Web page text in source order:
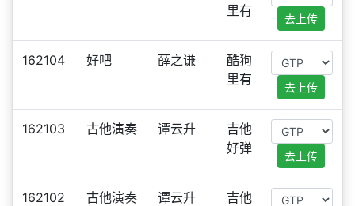
里有
去上传
162104 好吧 薛之谦
酷狗
里有
去上传
162103 古他演奏 谭云升
吉他
好弹
去上传
162102 古他演奏 谭云升
吉他